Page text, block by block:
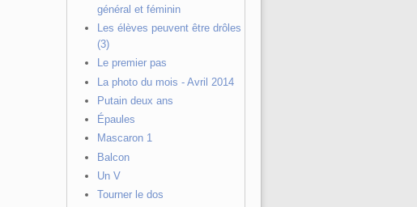
général et féminin
Les élèves peuvent être drôles
(3)
Le premier pas
La photo du mois - Avril 2014
Putain deux ans
Épaules
Mascaron 1
Balcon
Un V
Tourner le dos